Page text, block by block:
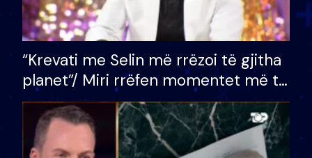
“Krevati me Selin më rrëzoi të gjitha
planet”/ Miri rrëfen momentet më të
bukura në shtëpinë e BB VIP: Do më
mungojë zilja e mëngjesit kur…